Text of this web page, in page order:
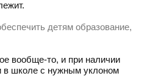
детям образование,
вообще-то, и при наличии
в школе с нужным уклоном